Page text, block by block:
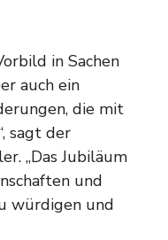
in Sachen
auch ein
die mit
sagt der
„Das Jubiläum
und
würdigen und